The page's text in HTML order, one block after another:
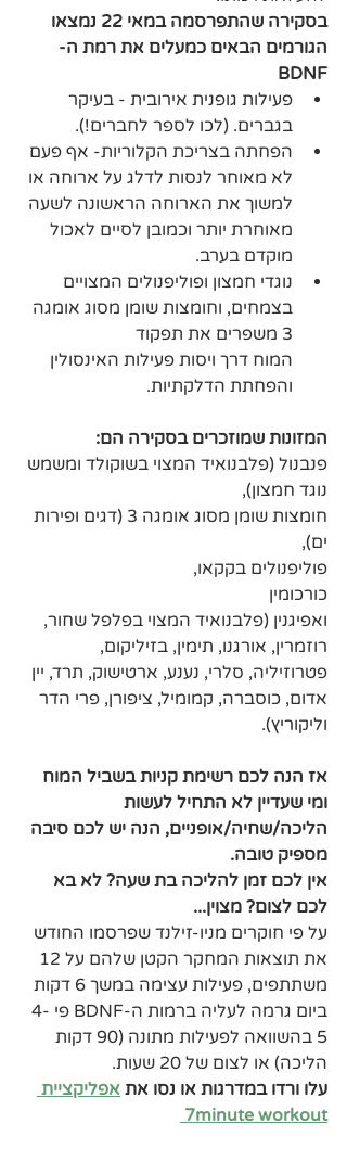
בסקירה שהתפרסמה במאי 22 נמצאו
הגורמים הבאים כמעלים את רמת ה-
BDNF
פעילות גופנית אירובית - בעיקר
בגברים. (לכו לספר לחברים!).
הפחתה בצריכת הקלוריות- אף פעם
לא מאוחר לנסות לדלג על ארוחה או
למשוך את הארוחה הראשונה לשעה
מאוחרת יותר וכמובן לסיים לאכול
מוקדם בערב.
נוגדי חמצון ופוליפנולים המצויים
בצמחים, וחומצות שומן מסוג אומגה
3 משפרים את תפקוד
המוח דרך ויסות פעילות האינסולין
והפחתת הדלקתיות.
המזונות שמוזכרים בסקירה הם:
פנבנול (פלבנואיד המצוי בשוקולד ומשמש
נוגד חמצון),
חומצות שומן מסוג אומגה 3 (דגים ופירות
ים),
פוליפנולים בקקאו,
כורכומין
ואפיגנין (פלבנואיד המצוי בפלפל שחור,
רוזמרין, אורגנו, תימין, בזיליקום,
פטרוזיליה, סלרי, נענע, ארטישוק, תרד, יין
אדום, כוסברה, קמומיל, ציפורן, פרי הדר
וליקוריץ).
אז הנה לכם רשימת קניות בשביל המוח
ומי שעדיין לא התחיל לעשות
הליכה/שחיה/אופניים, הנה יש לכם סיבה
מספיק טובה.
אין לכם זמן להליכה בת שעה? לא בא
לכם לצום? מצוין...
על פי חוקרים מניו-זילנד שפרסמו החודש
משתתפים, פעילות עצימה במשך 6 דקות
ביום גרמה לעליה ברמות ה-BDNF פי 4-
5 בהשוואה לפעילות מתונה (90 דקות
הליכה) או לצום של 20 שעות.
עלו ורדו במדרגות או נסו את אפליקציית
7minute workout